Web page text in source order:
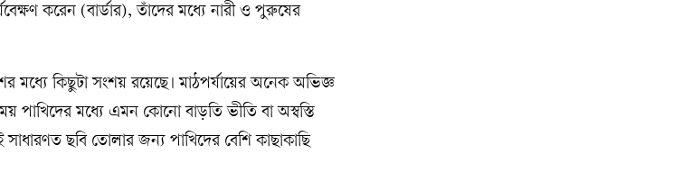
করেন (বার্ডার), তাঁদের মধ্যে নারী ও পুরুষের
মধ্যে কিছুটা সংশয় রয়েছে। মাঠপর্যায়ের অনেক অভিজ্ঞ
পাখিদের মধ্যে এমন কোনো বাড়তি ভীতি বা অস্বস্তি
ছবি তোলার জন্য পাখিদের বেশি কাছাকাছি